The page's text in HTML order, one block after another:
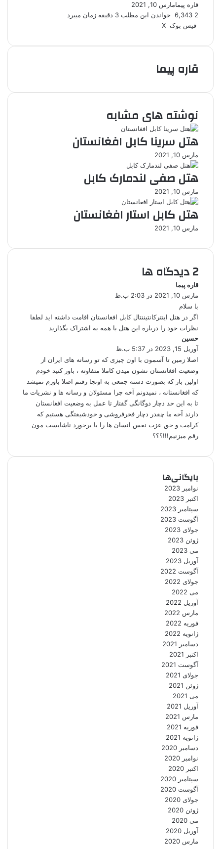
قاره پیمامارس 10, 2021
2
خواندن این مطلب 3 دقیقه زمان میبرد
فیس بوک X
ن
د
ایدK
e
ت
ر
ی
ا
ر
ا
ی
پ
قاره پیما
نوشته های مشابه
هتل سرینا کابل افغانستان
مارس 10, 2021
هتل صفی لندمارک کابل
مارس 10, 2021
هتل کابل استار افغانستان
مارس 10, 2021
‫2 دیدگاه ها
قاره پیما
ف
:
مارس 10, 2021 در 2:03 ب.ظ
با سلام
اگر در هتل اینترکانتیننتال کابل افغانستان اقامت داشته اید لطفا
نظرات خود را درباره این هتل با همه به اشتراک بگذارید
حسین
ف
ت
:
آوریل 15, 2023 در 5:37 ب.ظ
اصلا زمین تا آسمون با اون چیزی که تو رسانه های ایران از
وضعیت افغانستان نشون میدن کاملا متفاوته ، باور کنید خودم
اولین بار که بصورت دسته جمعی به اونجا رفتم اصلا باورم نمیشد
که افغانستانه ، نمیدونم آخه چرا مسئولان و رسانه ها و نشریات ما
تا به این حد دچار دوگانگی گفتار تا عمل به وضعیت افغانستان
دارند آخه ما چقدر دچار فخرفروشی و خودشیفتگی هستیم که
کرامت و حق عزت نفس انسان ها را با برخورد ناشایست مون
رقم میزنیم!!!؟؟؟
بایگانی‌ها
نوامبر 2023
اکتبر 2023
سپتامبر 2023
آگوست 2023
جولای 2023
ژوئن 2023
می 2023
آوریل 2023
آگوست 2022
جولای 2022
می 2022
آوریل 2022
مارس 2022
فوریه 2022
ژانویه 2022
دسامبر 2021
اکتبر 2021
آگوست 2021
جولای 2021
ژوئن 2021
می 2021
آوریل 2021
مارس 2021
فوریه 2021
ژانویه 2021
دسامبر 2020
نوامبر 2020
اکتبر 2020
سپتامبر 2020
آگوست 2020
جولای 2020
ژوئن 2020
می 2020
آوریل 2020
مارس 2020